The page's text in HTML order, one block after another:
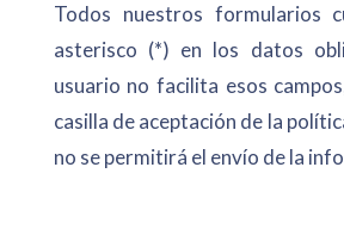
Todos nuestros formularios
asterisco (*) en los datos
usuario no facilita esos
casilla de aceptación de la
no se permitirá el envío de la